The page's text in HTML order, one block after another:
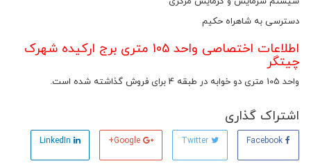
دسترسی به شاهراه حکیم
اطلاعات اختصاصی واحد 105 متری برج ارکیده شهرک
چیتگر
واحد 105 متری دو خوابه در طبقه 4 برای فروش گذاشته شده است.
اشتراک گذاری
Twitter
Google+
LinkedIn